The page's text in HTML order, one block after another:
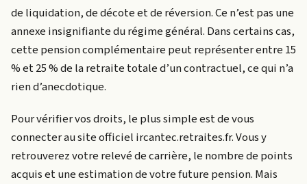
de liquidation, de décote et de réversion. Ce n’est pas une
annexe insignifiante du régime général. Dans certains cas,
cette pension complémentaire peut représenter entre 15
% et 25 % de la retraite totale d’un contractuel, ce qui n’a
rien d’anecdotique.
Pour vérifier vos droits, le plus simple est de vous
connecter au site officiel ircantec.retraites.fr. Vous y
retrouverez votre relevé de carrière, le nombre de points
acquis et une estimation de votre future pension. Mais